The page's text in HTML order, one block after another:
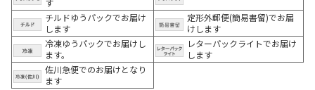
す
チルドゆうパックでお届け
します
定形外郵便(簡易書留)でお届
けします
冷凍ゆうパックでお届けし
ます。
レターパックライトでお届け
します
佐川急便でのお届けとなり
ます